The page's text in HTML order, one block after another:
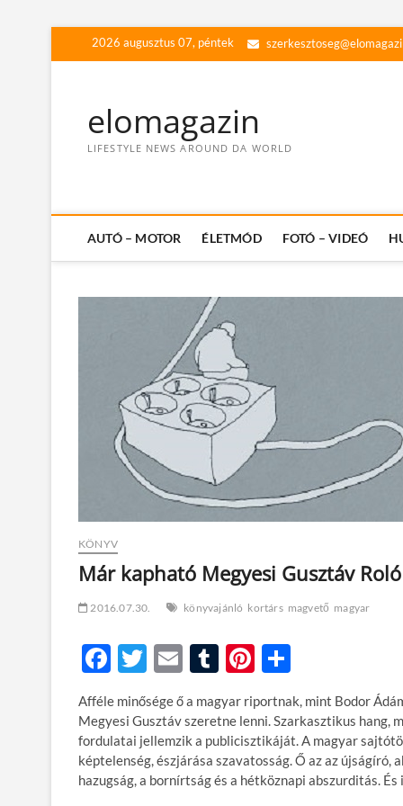
2026 augusztus 07, péntek
elomagazin
LIFESTYLE NEWS AROUND DA WORLD
AUTÓ – MOTOR ÉLETMÓD FOTÓ – VIDEÓ
KÖNYV
Már kapható Megyesi Gusztáv
2016.07.30. könyvajánló kortárs magvető magyar
F
ac
e
b
o
T
w
itt
er
E
m
ail
T
m
bl
r
Pi
nt
er
es
t
ss
za
m
e
Afféle minősége ő a magyar riportnak, mint Bodor
Megyesi Gusztáv szeretne lenni. Szarkasztikus hang,
fordulatai jellemzik a publicisztikáját. A magyar
képtelenség, észjárása szavatosság. Ő az az
hazugság, a bornírtság és a hétköznapi abszurditás.